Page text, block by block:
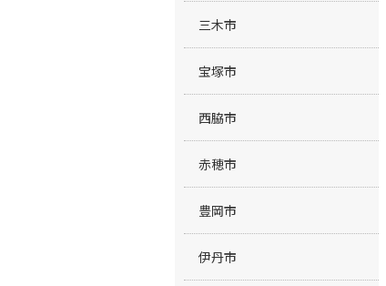
三木市
宝塚市
西脇市
赤穂市
豊岡市
伊丹市